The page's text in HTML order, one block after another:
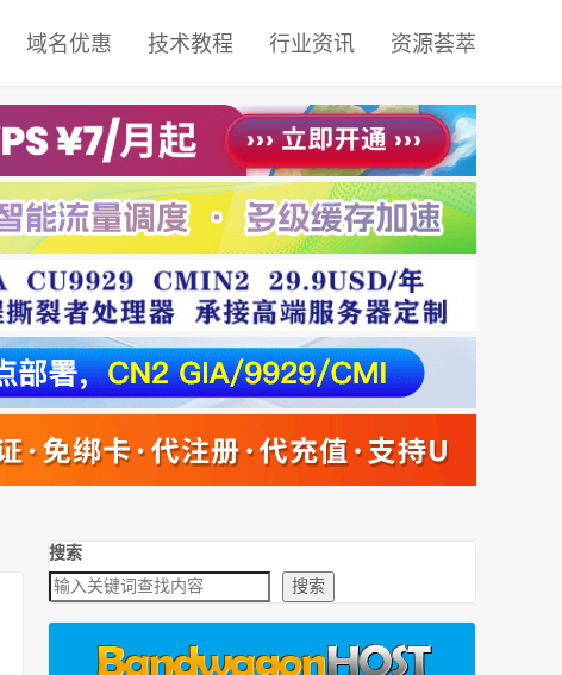
域名优惠 技术教程 行业资讯 资源荟萃
搜索
搜索